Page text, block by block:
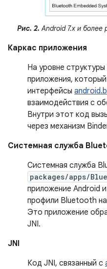
Рис. 2. Android 7.x и более
Каркас приложения
На уровне
приложения,
интерфейсы
взаимодействия с
Внутри этот код
через механизм
Системная служба
Системная служба
packages/apps/
приложение Android
профили Bluetooth
Это приложение
JNI.
JNI
Код JNI, связанный с